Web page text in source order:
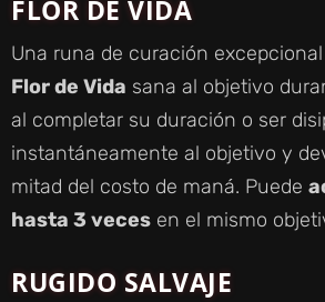
FLOR DE VIDA
Una runa de curación
Flor de Vida sana al objetivo
al completar su duración o ser
instantáneamente al objetivo y
mitad del costo de maná. Puede
hasta 3 veces en el mismo
RUGIDO SALVAJE